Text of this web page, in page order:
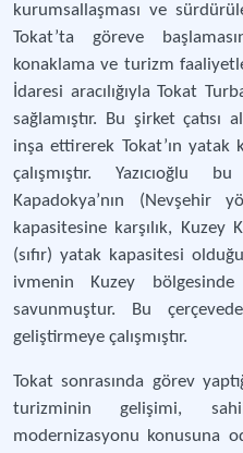
kurumsallaşması ve
Tokat’ta göreve
konaklama ve turizm
İdaresi aracılığıyla Tokat
sağlamıştır. Bu şirket çatısı
inşa ettirerek Tokat’ın yatak
çalışmıştır. Yazıcıoğlu
Kapadokya’nın
kapasitesine karşılık, Kuzey
(sıfır) yatak kapasitesi
ivmenin Kuzey
savunmuştur. Bu
geliştirmeye çalışmıştır.
Tokat sonrasında görev
turizminin gelişimi, sahil
modernizasyonu konusuna